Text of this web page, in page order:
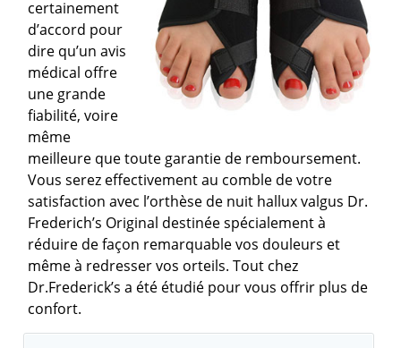
certainement
d’accord pour
dire qu’un avis
médical offre
une grande
fiabilité, voire
même
meilleure que toute garantie de remboursement.
Vous serez effectivement au comble de votre
satisfaction avec l’orthèse de nuit hallux valgus Dr.
Frederich’s Original destinée spécialement à
réduire de façon remarquable vos douleurs et
même à redresser vos orteils. Tout chez
Dr.Frederick’s a été étudié pour vous offrir plus de
confort.